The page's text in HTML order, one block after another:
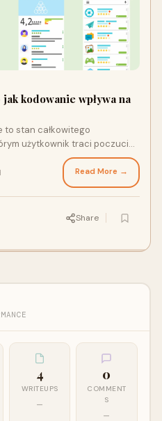
kodowanie wpływa na
to stan całkowitego
użytkownik traci poczucie
byłoby możliwe...
Read More →
Share
4
WRITEUPS
—
0
COMMENT
S
—